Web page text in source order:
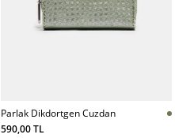
Parlak Dikdortgen Cuzdan
590,00 TL